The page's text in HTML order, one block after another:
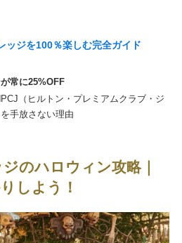
ッジを100％楽しむ完全ガイド
常に25%OFF
（ヒルトン・プレミアムクラブ・ジ
手放さない理由
のハロウィン攻略｜
しよう！